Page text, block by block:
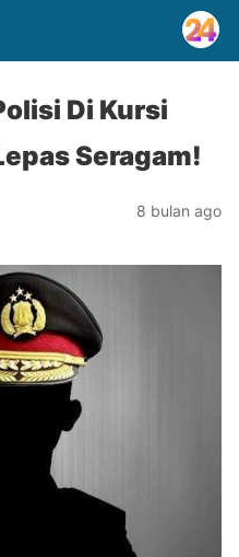
Di Kursi
Seragam!
8 bulan ago